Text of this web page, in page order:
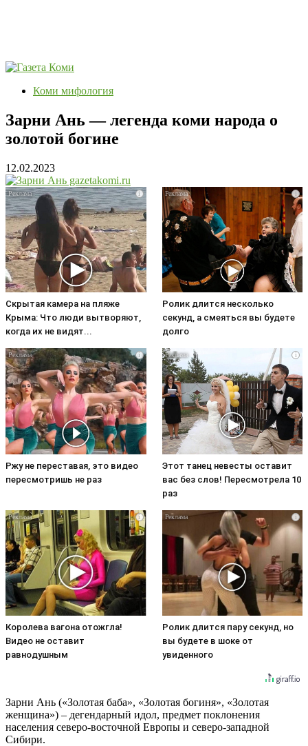
Коми мифология
Зарни Ань — легенда коми народа о
золотой богине
12.02.2023
i
Скрытая камера на пляже
Крыма: Что люди вытворяют,
когда их не видят...
i
Ролик длится несколько
секунд, а смеяться вы будете
долго
i
Ржу не переставая, это видео
пересмотришь не раз
i
Этот танец невесты оставит
вас без слов! Пересмотрела 10
раз
i
Королева вагона отожгла!
Видео не оставит
равнодушным
i
Ролик длится пару секунд, но
вы будете в шоке от
увиденного
Зарни Ань («Золотая баба», «Золотая богиня», «Золотая
женщина») – дегендарный идол, предмет поклонения
населения северо-восточной Европы и северо-западной
Сибири.